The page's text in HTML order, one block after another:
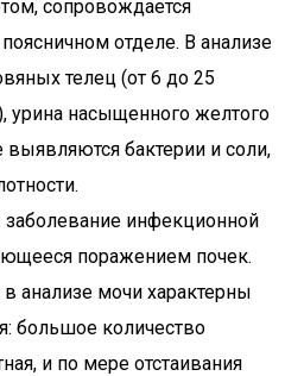
сопровождается
отделе. В анализе
телец (от 6 до 25
урина насыщенного желтого
выявляются бактерии и соли,
заболевание инфекционной
поражением почек.
анализе мочи характерны
большое количество
и по мере отстаивания